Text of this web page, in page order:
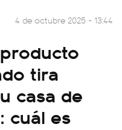
4 de octubre 2025 - 13:44
tira
casa de
cuál es